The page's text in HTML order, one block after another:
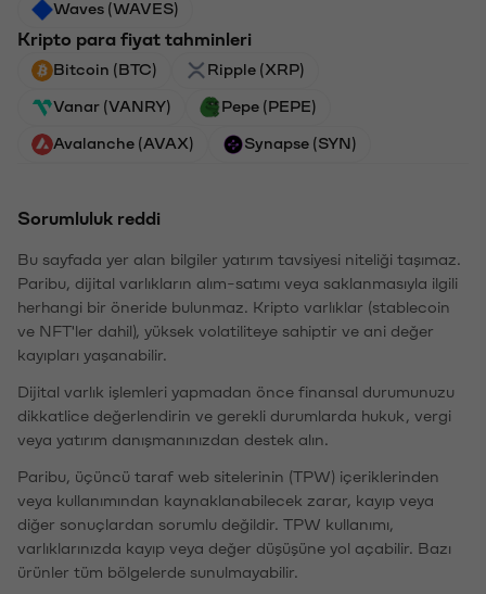
Waves (WAVES)
Kripto para fiyat tahminleri
Bitcoin (BTC) Ripple (XRP)
Vanar (VANRY) Pepe (PEPE)
Avalanche (AVAX) Synapse (SYN)
Sorumluluk reddi
Bu sayfada yer alan bilgiler yatırım tavsiyesi niteliği taşımaz.
Paribu, dijital varlıkların alım-satımı veya saklanmasıyla ilgili
herhangi bir öneride bulunmaz. Kripto varlıklar (stablecoin
ve NFT'ler dahil), yüksek volatiliteye sahiptir ve ani değer
kayıpları yaşanabilir.
Dijital varlık işlemleri yapmadan önce finansal durumunuzu
dikkatlice değerlendirin ve gerekli durumlarda hukuk, vergi
veya yatırım danışmanınızdan destek alın.
Paribu, üçüncü taraf web sitelerinin (TPW) içeriklerinden
veya kullanımından kaynaklanabilecek zarar, kayıp veya
diğer sonuçlardan sorumlu değildir. TPW kullanımı,
varlıklarınızda kayıp veya değer düşüşüne yol açabilir. Bazı
ürünler tüm bölgelerde sunulmayabilir.